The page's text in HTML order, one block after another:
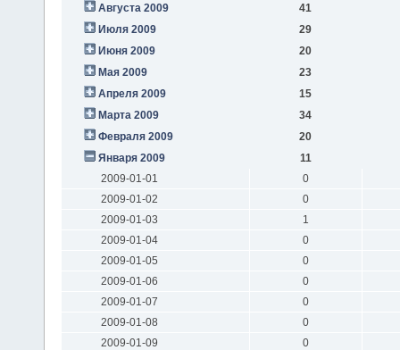
Августа 2009
41
Июля 2009
29
Июня 2009
20
Мая 2009
23
Апреля 2009
15
Марта 2009
34
Февраля 2009
20
Января 2009
11
2009-01-01
0
2009-01-02
0
2009-01-03
1
2009-01-04
0
2009-01-05
0
2009-01-06
0
2009-01-07
0
2009-01-08
0
2009-01-09
0